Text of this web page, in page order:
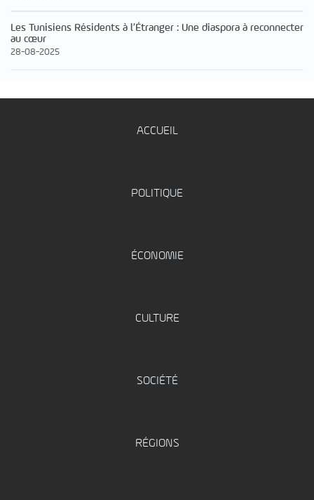
Les Tunisiens Résidents à l’Étranger : Une diaspora à reconnecter
au cœur
28-08-2025
ACCUEIL
POLITIQUE
ÉCONOMIE
CULTURE
SOCIÉTÉ
RÉGIONS